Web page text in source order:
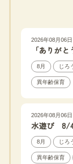
2026年08月06日
「ありがと
8月 じろ
異年齢保育
2026年08月06日
水遊び 8/
8月 じろ
異年齢保育